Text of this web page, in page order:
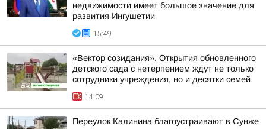
недвижимости имеет большое значение для
развития Ингушетии
15:49
«Вектор созидания». Открытия обновленного
детского сада с нетерпением ждут не только
сотрудники учреждения, но и десятки семей
14:09
Переулок Калинина благоустраивают в Сунже